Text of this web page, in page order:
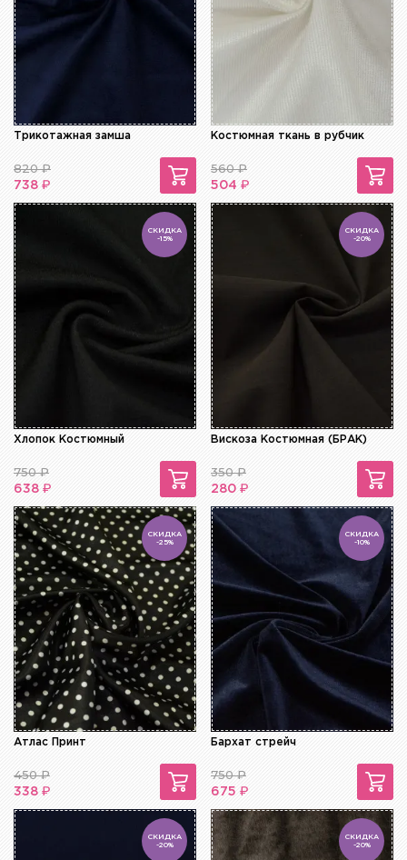
Трикотажная замша
820₽
738 ₽
Костюмная ткань в рубчик
560₽
504 ₽
СКИДКА
-15%
Хлопок Костюмный
750₽
638 ₽
СКИДКА
-20%
Вискоза Костюмная (БРАК)
350₽
280 ₽
СКИДКА
-25%
Атлас Принт
450₽
338 ₽
СКИДКА
-10%
Бархат стрейч
750₽
675 ₽
СКИДКА
-20%
СКИДКА
-20%